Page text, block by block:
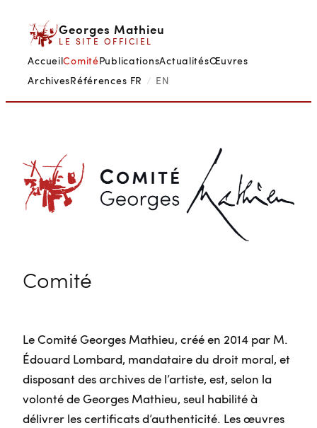
contenu
Georges Mathieu
LE SITE OFFICIEL
AccueilComitéPublicationsActualitésŒuvres
ArchivesRéférences FR / EN
Comité
Le Comité Georges Mathieu, créé en 2014 par M.
Édouard Lombard, mandataire du droit moral, et
disposant des archives de l’artiste, est, selon la
volonté de Georges Mathieu, seul habilité à
délivrer les certificats d’authenticité. Les œuvres